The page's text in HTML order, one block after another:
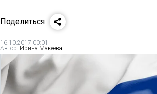
Поделиться
16.10.2017 00:01
Автор: Ирина Макеева